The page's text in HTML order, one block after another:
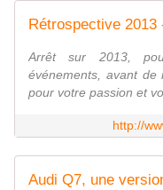
Rétrospective 2013
Arrêt sur 2013,
événements, avant
pour votre passion et
http://
Audi Q7, une